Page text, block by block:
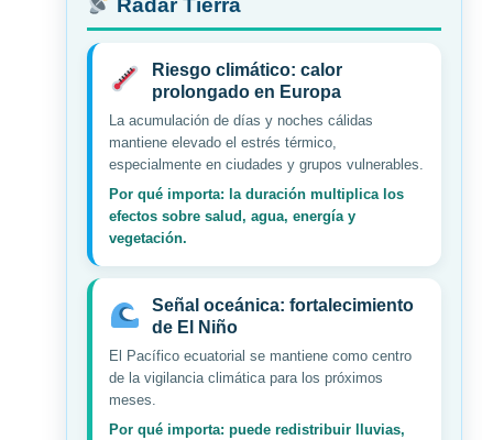
Radar Tierra
Riesgo climático: calor
prolongado en Europa
La acumulación de días y noches cálidas
mantiene elevado el estrés térmico,
especialmente en ciudades y grupos vulnerables.
Por qué importa: la duración multiplica los
efectos sobre salud, agua, energía y
vegetación.
Señal oceánica: fortalecimiento
de El Niño
El Pacífico ecuatorial se mantiene como centro
de la vigilancia climática para los próximos
meses.
Por qué importa: puede redistribuir lluvias,